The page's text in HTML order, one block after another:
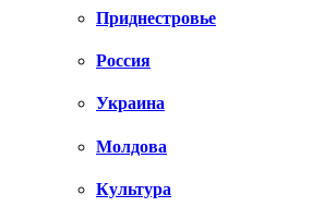
Приднестровье
Россия
Украина
Молдова
Культура